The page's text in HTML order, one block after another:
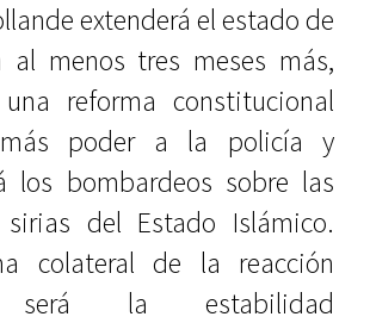
extenderá el estado de
al menos tres meses más,
reforma constitucional
poder a la policía y
los bombardeos sobre las
sirias del Estado Islámico.
colateral de la reacción
será la estabilidad